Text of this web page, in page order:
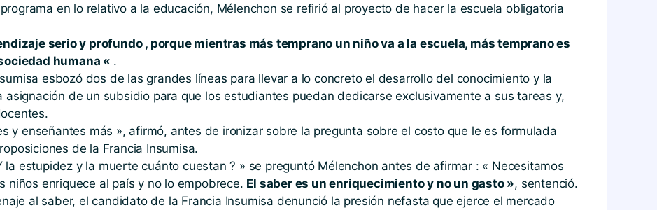
en lo relativo a la educación, Mélenchon se refirió al proyecto de hacer la escuela obligatoria
serio y profundo , porque mientras más temprano un niño va a la escuela, más temprano es
humana « .
esbozó dos de las grandes líneas para llevar a lo concreto el desarrollo del conocimiento y la
de un subsidio para que los estudiantes puedan dedicarse exclusivamente a sus tareas y,
y enseñantes más », afirmó, antes de ironizar sobre la pregunta sobre el costo que le es formulada
de la Francia Insumisa.
la estupidez y la muerte cuánto cuestan ? » se preguntó Mélenchon antes de afirmar : « Necesitamos
niños enriquece al país y no lo empobrece. El saber es un enriquecimiento y no un gasto », sentenció.
al saber, el candidato de la Francia Insumisa denunció la presión nefasta que ejerce el mercado